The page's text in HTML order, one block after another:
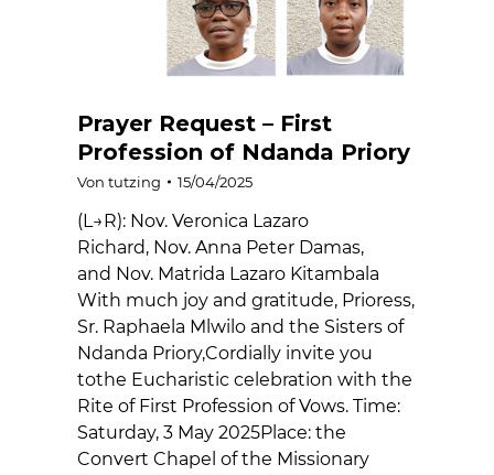
Prayer Request – First
Profession of Ndanda Priory
Von tutzing 15/04/2025
(L→R): Nov. Veronica Lazaro
Richard, Nov. Anna Peter Damas,
and Nov. Matrida Lazaro Kitambala
With much joy and gratitude, Prioress,
Sr. Raphaela Mlwilo and the Sisters of
Ndanda Priory,Cordially invite you
tothe Eucharistic celebration with the
Rite of First Profession of Vows. Time:
Saturday, 3 May 2025Place: the
Convert Chapel of the Missionary